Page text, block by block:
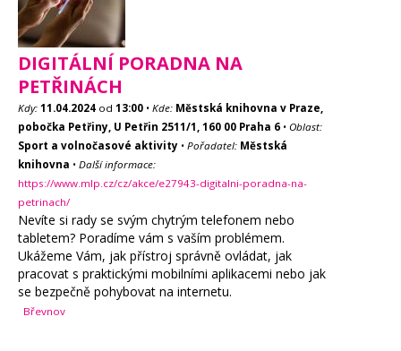
DIGITÁLNÍ PORADNA NA
PETŘINÁCH
Kdy: 11.04.2024 od 13:00 • Kde: Městská knihovna v Praze,
pobočka Petřiny, U Petřin 2511/1, 160 00 Praha 6 • Oblast:
Sport a volnočasové aktivity • Pořadatel: Městská
knihovna • Další informace:
https://www.mlp.cz/cz/akce/e27943-digitalni-poradna-na-
petrinach/
Nevíte si rady se svým chytrým telefonem nebo
tabletem? Poradíme vám s vaším problémem.
Ukážeme Vám, jak přístroj správně ovládat, jak
pracovat s praktickými mobilními aplikacemi nebo jak
se bezpečně pohybovat na internetu.
Břevnov